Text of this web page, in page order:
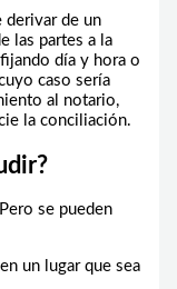
derivar de un
las partes a la
día y hora o
caso sería
al notario,
la conciliación.
se pueden
un lugar que sea